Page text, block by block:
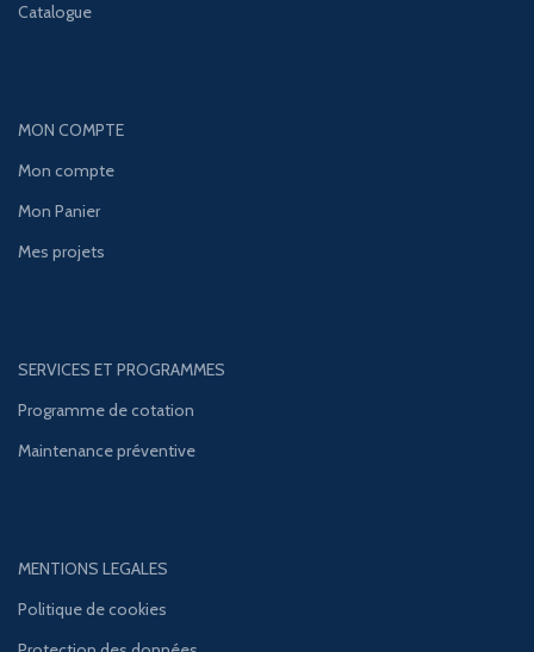
Catalogue
MON COMPTE
Mon compte
Mon Panier
Mes projets
SERVICES ET PROGRAMMES
Programme de cotation
Maintenance préventive
MENTIONS LEGALES
Politique de cookies